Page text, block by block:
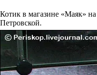
Котик в магазине «Маяк»
Петровской.